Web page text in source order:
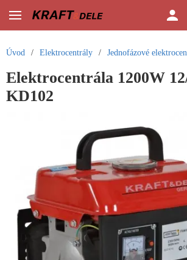
Úvod / Elektrocentrály / Jednofázové
Elektrocentrála 1200W
KD102